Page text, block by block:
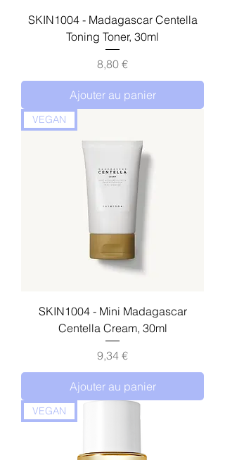
SKIN1004 - Madagascar Centella
Toning Toner, 30ml
Prix
8,80 €
Ajouter au panier
VEGAN
SKIN1004 - Mini Madagascar
Centella Cream, 30ml
Prix
9,34 €
Ajouter au panier
VEGAN